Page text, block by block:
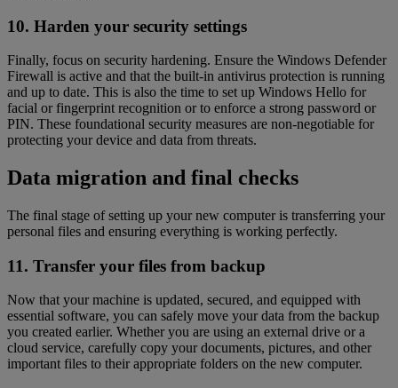
10. Harden your security settings
Finally, focus on security hardening. Ensure the Windows Defender
Firewall is active and that the built-in antivirus protection is running
and up to date. This is also the time to set up Windows Hello for
facial or fingerprint recognition or to enforce a strong password or
PIN. These foundational security measures are non-negotiable for
protecting your device and data from threats.
Data migration and final checks
The final stage of setting up your new computer is transferring your
personal files and ensuring everything is working perfectly.
11. Transfer your files from backup
Now that your machine is updated, secured, and equipped with
essential software, you can safely move your data from the backup
you created earlier. Whether you are using an external drive or a
cloud service, carefully copy your documents, pictures, and other
important files to their appropriate folders on the new computer.